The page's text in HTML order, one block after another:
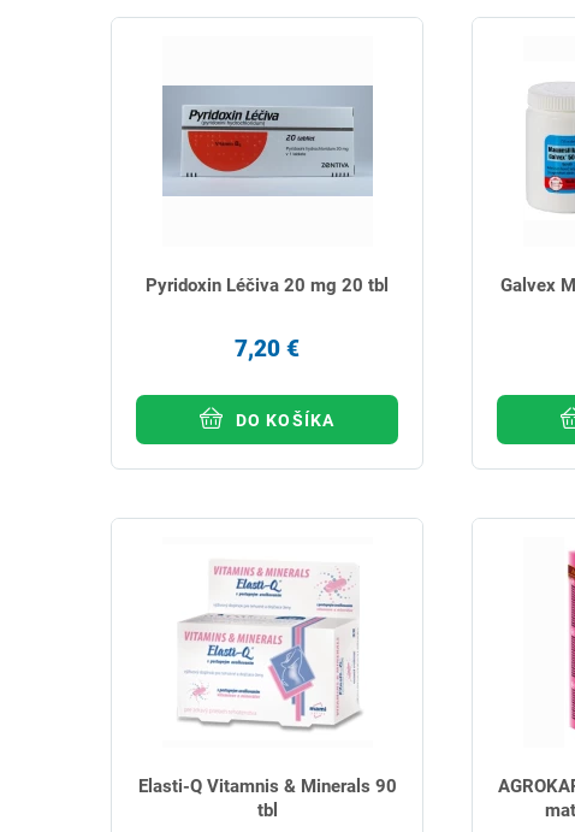
Pyridoxin Léčiva 20 mg 20 tbl
7,20 €
DO KOŠÍKA
Galvex
Elasti-Q Vitamnis & Minerals 90
tbl